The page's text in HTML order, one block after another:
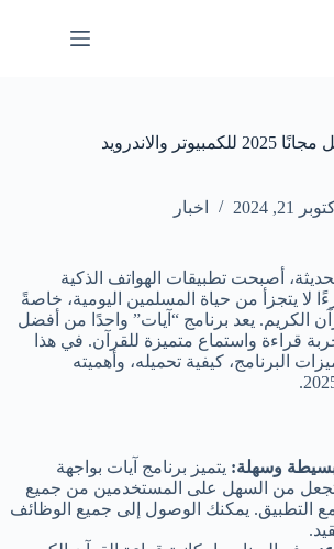
تحميل برنامج آيات كامل مجانًا 2025 للكمبيوتر والاندرويد
21, 2024 اخبار
أصبحت تطبيقات الهواتف الذكية
لا يتجزأ من حياة المسلمين اليومية، خاصةً
الكريم. يعد برنامج “آيات” واحدًا من أفضل
قراءة واستماع متميزة للقرآن. في هذا
البرنامج، كيفية تحميله، وأهميته
وسهلة: يتميز برنامج آيات بواجهة
تجعل من السهل على المستخدمين من جميع
مع التطبيق. يمكنك الوصول إلى جميع الوظائف